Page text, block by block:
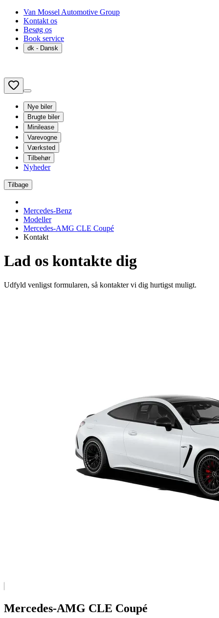
Van Mossel Automotive Group
Kontakt os
Besøg os
Book service
dk - Dansk
Nye biler
Brugte biler
Minilease
Varevogne
Værksted
Tilbehør
Nyheder
Tilbage
Mercedes-Benz
Modeller
Mercedes-AMG CLE Coupé
Kontakt
Lad os kontakte dig
Udfyld venligst formularen, så kontakter vi dig hurtigst muligt.
Mercedes-AMG CLE Coupé